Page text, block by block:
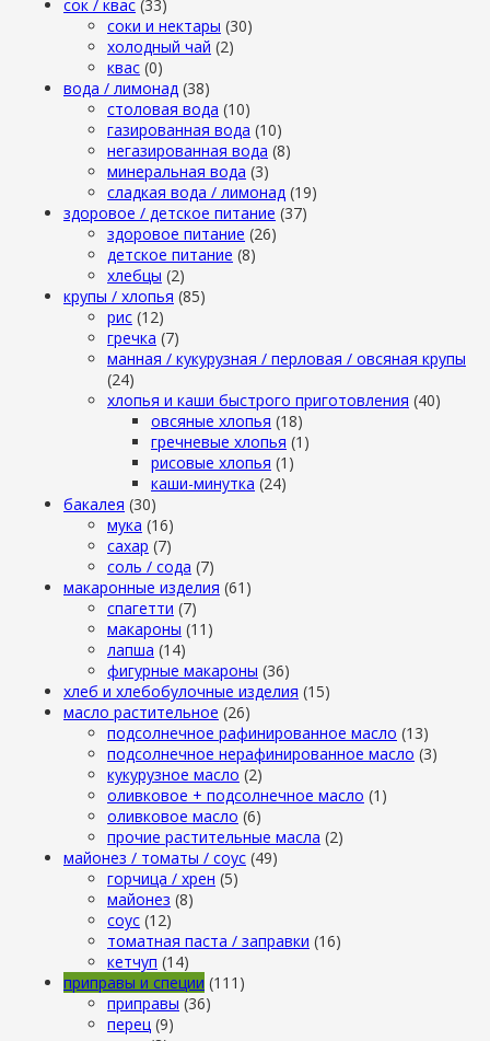
сок / квас (33)
соки и нектары (30)
холодный чай (2)
квас (0)
вода / лимонад (38)
столовая вода (10)
газированная вода (10)
негазированная вода (8)
минеральная вода (3)
сладкая вода / лимонад (19)
здоровое / детское питание (37)
здоровое питание (26)
детское питание (8)
хлебцы (2)
крупы / хлопья (85)
рис (12)
гречка (7)
манная / кукурузная / перловая / овсяная крупы
(24)
хлопья и каши быстрого приготовления (40)
овсяные хлопья (18)
гречневые хлопья (1)
рисовые хлопья (1)
каши-минутка (24)
бакалея (30)
мука (16)
сахар (7)
cоль / cода (7)
макаронные изделия (61)
cпагетти (7)
макароны (11)
лапша (14)
фигурные макароны (36)
хлеб и хлебобулочные изделия (15)
масло растительное (26)
подсолнечное рафинированное масло (13)
подсолнечное нерафинированное масло (3)
кукурузное масло (2)
оливковое + подсолнечное масло (1)
оливковое масло (6)
прочие растительные масла (2)
майонез / томаты / соус (49)
горчица / хрен (5)
майонез (8)
соус (12)
томатная паста / заправки (16)
кетчуп (14)
приправы и специи (111)
приправы (36)
перец (9)